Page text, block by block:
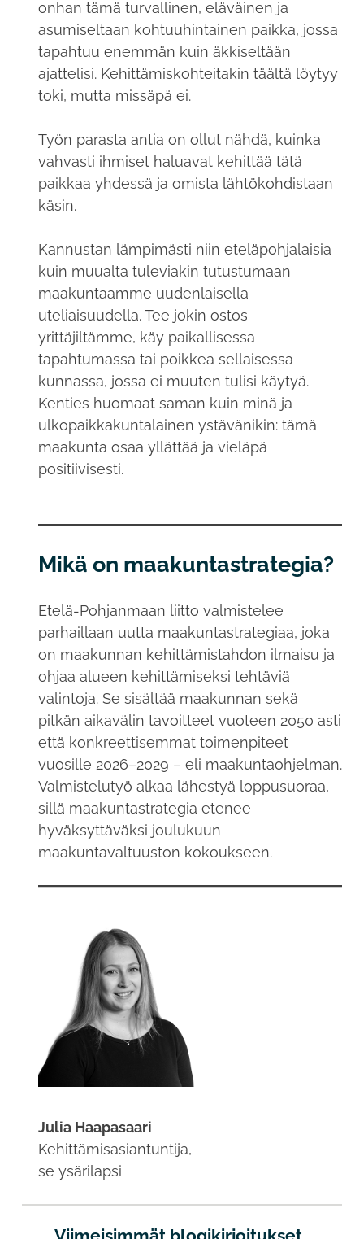
onhan tämä turvallinen, eläväinen ja
asumiseltaan kohtuuhintainen paikka, jossa
tapahtuu enemmän kuin äkkiseltään
ajattelisi. Kehittämiskohteitakin täältä löytyy
toki, mutta missäpä ei.
Työn parasta antia on ollut nähdä, kuinka
vahvasti ihmiset haluavat kehittää tätä
paikkaa yhdessä ja omista lähtökohdistaan
käsin.
Kannustan lämpimästi niin eteläpohjalaisia
kuin muualta tuleviakin tutustumaan
maakuntaamme uudenlaisella
uteliaisuudella. Tee jokin ostos
yrittäjiltämme, käy paikallisessa
tapahtumassa tai poikkea sellaisessa
kunnassa, jossa ei muuten tulisi käytyä.
Kenties huomaat saman kuin minä ja
ulkopaikkakuntalainen ystävänikin: tämä
maakunta osaa yllättää ja vieläpä
positiivisesti.
Mikä on maakuntastrategia?
Etelä-Pohjanmaan liitto valmistelee
parhaillaan uutta maakuntastrategiaa, joka
on maakunnan kehittämistahdon ilmaisu ja
ohjaa alueen kehittämiseksi tehtäviä
valintoja. Se sisältää maakunnan sekä
pitkän aikavälin tavoitteet vuoteen 2050 asti
että konkreettisemmat toimenpiteet
vuosille 2026–2029 – eli maakuntaohjelman.
Valmistelutyö alkaa lähestyä loppusuoraa,
sillä maakuntastrategia etenee
hyväksyttäväksi joulukuun
maakuntavaltuuston kokoukseen.
Julia Haapasaari
Kehittämisasiantuntija,
se ysärilapsi